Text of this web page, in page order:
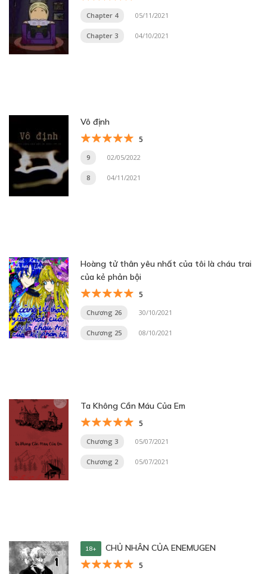
Chapter 4 05/11/2021
Chapter 3 04/10/2021
Vô định
5
9 02/05/2022
8 04/11/2021
Hoàng tử thân yêu nhất của tôi là cháu trai
của kẻ phản bội
5
Chương 26 30/10/2021
Chương 25 08/10/2021
Ta Không Cần Máu Của Em
5
Chương 3 05/07/2021
Chương 2 05/07/2021
18+ CHỦ NHÂN CỦA ENEMUGEN
5